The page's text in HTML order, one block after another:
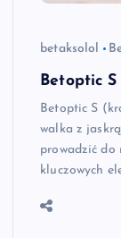
betaksolol
Betoptic
Betoptic S
walka z
prowadzić do
kluczowych